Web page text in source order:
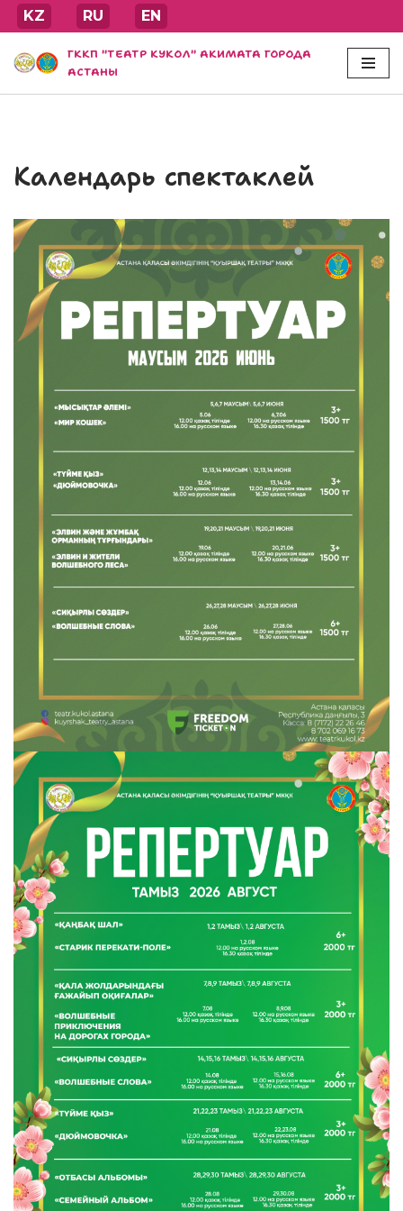
Перейти
к
содержимому
KZ RU EN
ГККП "ТЕАТР КУКОЛ" АКИМАТА ГОРОДА
АСТАНЫ
Календарь спектаклей